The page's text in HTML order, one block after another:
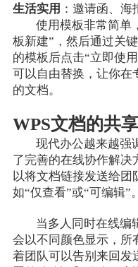
生活实用 ：邀请函、海
使用模板非常简单
板新建”，然后通过关
的模板后点击“立即使
可以自由替换，让你在
的文档。
WPS文档的共
现代办公越来越强
了完善的在线协作解决
以将文档链接发送给团
如“仅查看”或“可编辑”。
当多人同时在线编
会以不同颜色显示，所
着团队可以告别来回发